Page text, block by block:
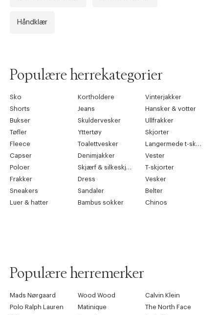
Håndklær
Populære herrekategorier
Sko Kortholdere
Vinterjakker
Shorts
Jeans
Hansker & votter
Bukser
Skuldervesker
Ullfrakker
Tøfler
Yttertøy
Skjorter
Fleece
Toalettvesker
Langermede t-skjorter
Capser
Denimjakker
Vester
Poloer
Skjærf & silkeskjærf
T-skjorter
Frakker
Dress
Vesker
Sneakers
Sandaler
Belter
Luer & hatter
Bambus sokker Chinos
Populære herremerker
Mads Nørgaard Wood Wood
Calvin Klein
Polo Ralph Lauren
Matinique
The North Face